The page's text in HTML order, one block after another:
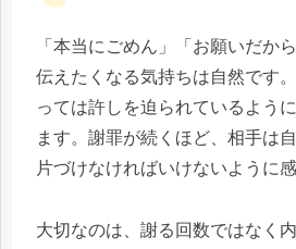
「本当にごめん」「お願いだか
伝えたくなる気持ちは自然です
っては許しを迫られているよう
ます。謝罪が続くほど、相手は
片づけなければいけないように
大切なのは、謝る回数ではなく